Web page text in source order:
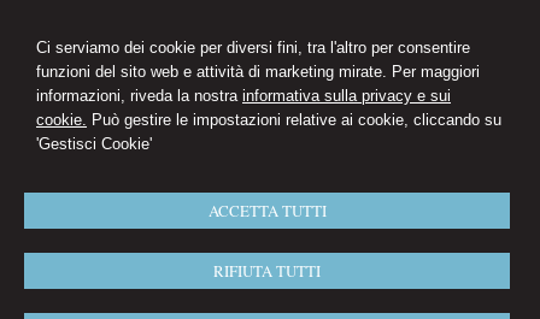
Ci serviamo dei cookie per diversi fini, tra l'altro per consentire
funzioni del sito web e attività di marketing mirate. Per maggiori
informazioni, riveda la nostra informativa sulla privacy e sui
cookie. Può gestire le impostazioni relative ai cookie, cliccando su
'Gestisci Cookie'
ACCETTA TUTTI
RIFIUTA TUTTI